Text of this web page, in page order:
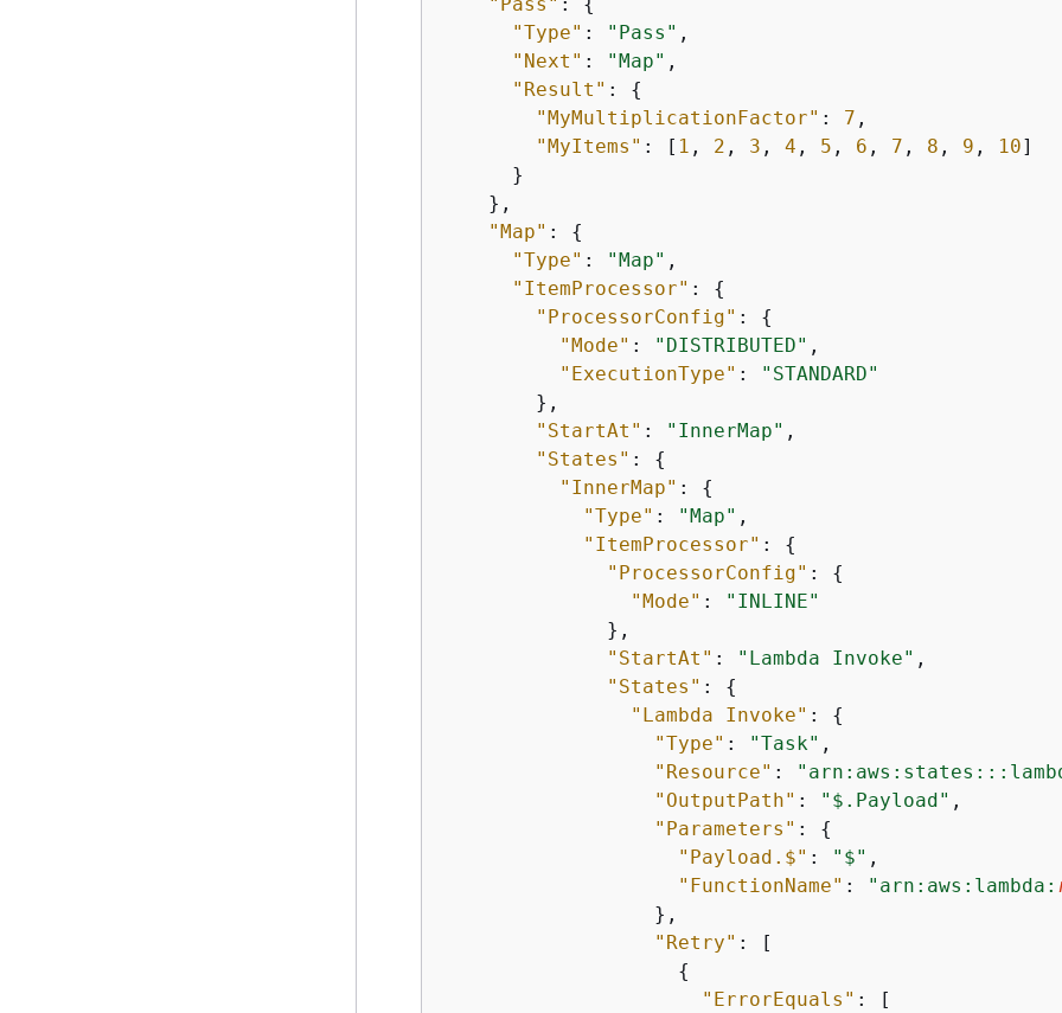
"Type" : "Pass" ,
"Next" : "Map" ,
"Result" : {
"MyMultiplicationFactor" : 7 ,
"MyItems" : [ 1 , 2 , 3 , 4 , 5 , 6 , 7 , 8 , 9 , 10]
      }
    },
"Map" : {
"Type" : "Map" ,
"ItemProcessor" : {
"ProcessorConfig" : {
"Mode" : "DISTRIBUTED" ,
"ExecutionType" :
"STANDARD"
        },
"StartAt" : "InnerMap" ,
"States" : {
"InnerMap" : {
"Type" : "Map" ,
"ItemProcessor" : {
"ProcessorConfig" : {
"Mode" :
"INLINE"
              },
"StartAt" : "Lambda Invoke" ,
"States" : {
"Lambda Invoke" : {
"Type" : "Task" ,
"Resource" :
"OutputPath" : "$.Payload" ,
"Parameters" : {
"Payload.$" : "$" ,
"FunctionName" : "arn:aws:lambda:
                  },
"Retry" : [
{
"ErrorEquals" : [